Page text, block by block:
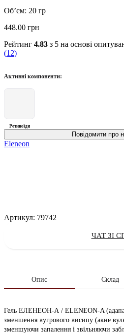
Об’єм: 20 гр
448.00 грн
Рейтинг 4.83 з 5 на основі
(12)
Активні компоненти:
Ретиноїди
Eleneon
Артикул: 79742
ЧАТ ЗІ
Опис Склад
Гель ЕЛЕНЕОН-А / ELENEON-A
зменшення вугрового висипу (акне
зменшуючи запалення і звільняючи